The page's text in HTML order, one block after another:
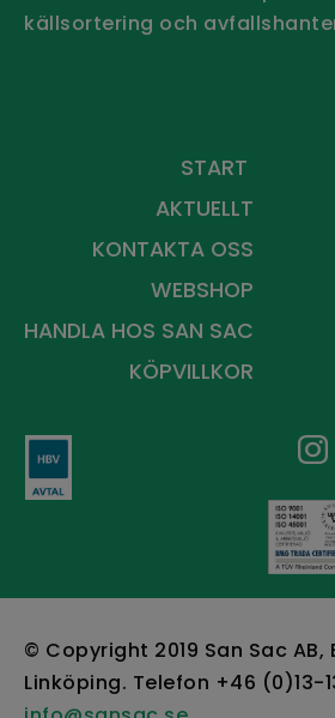
källsortering och
START
AKTUELLT
KONTAKTA OSS
WEBSHOP
HANDLA HOS SAN SAC
KÖPVILLKOR
© Copyright 2019 San Sac AB,
Linköping. Telefon +46 (0)13-